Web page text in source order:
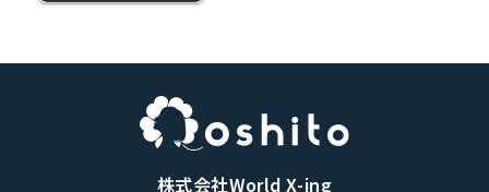
株式会社World X-ing